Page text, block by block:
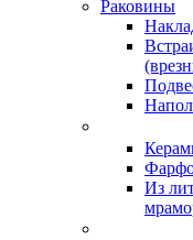
Раковины
Из